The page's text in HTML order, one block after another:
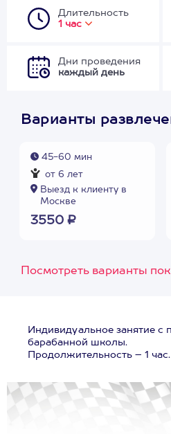
Длительность
1 час
Дни проведения
каждый день
Варианты
45-60 мин
от 6 лет
Выезд к клиенту в
Москве
3550 ₽
Посмотреть варианты
Индивидуальное занятие с
барабанной школы.
Продолжительность – 1